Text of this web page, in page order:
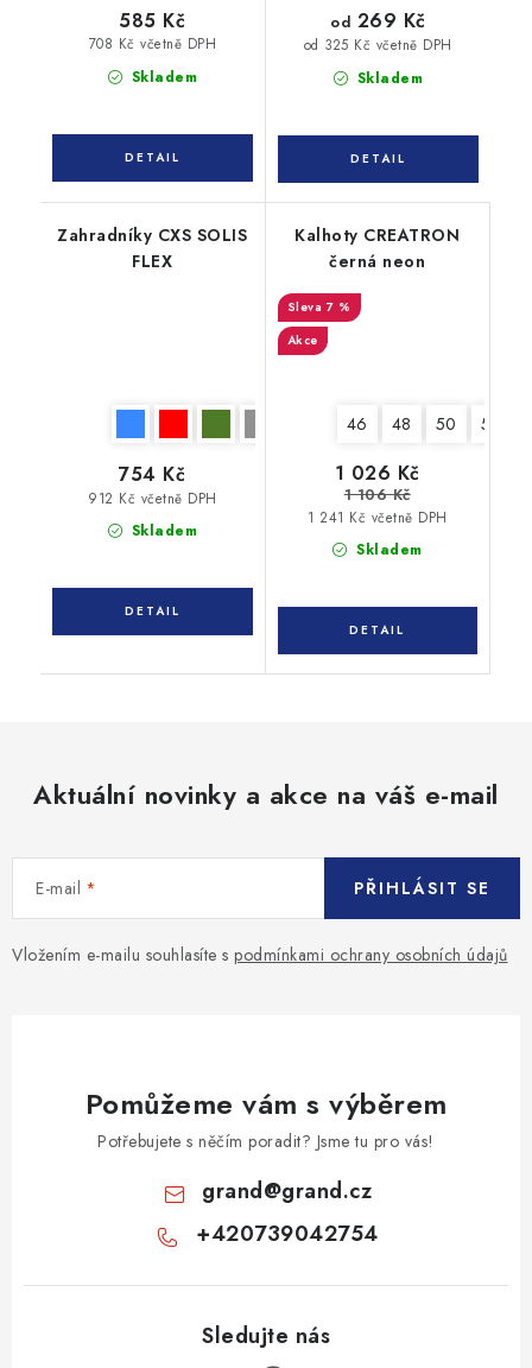
Skladem
708 Kč včetně DPH
585 Kč
Skladem
od 325 Kč včetně DPH
od 269 Kč
Zahradníky CXS SOLIS
FLEX
Skladem
912 Kč včetně DPH
754 Kč
Kalhoty CREATRON
černá neon
7 %
Akce
46 48 50 52
Skladem
1 241 Kč včetně DPH
1 026 Kč
1 106 Kč
Aktuální novinky a akce na váš e-mail
E-mail
Vložením e-mailu souhlasíte s podmínkami ochrany osobních údajů
PŘIHLÁSIT SE
Pomůžeme vám s výběrem
Potřebujete s něčím poradit? Jsme tu pro vás!
grand@grand.cz
+420739042754